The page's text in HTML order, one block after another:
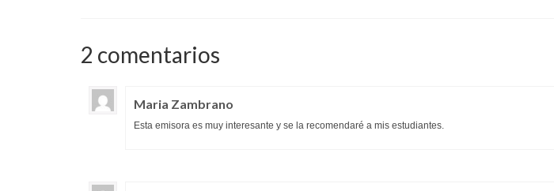
2 comentarios
Maria Zambrano
Esta emisora es muy interesante y se la recomendaré a mis estudiantes.